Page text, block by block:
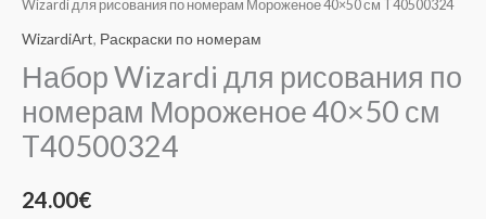
Wizardi для рисования по номерам Мороженое 40×50 см T40500324
WizardiArt, Раскраски по номерам
Набор Wizardi для рисования по
номерам Мороженое 40×50 см
T40500324
24.00€